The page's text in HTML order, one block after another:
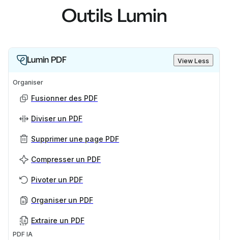
Outils Lumin
Lumin PDF View Less
Organiser
Fusionner des PDF
Diviser un PDF
Supprimer une page PDF
Compresser un PDF
Pivoter un PDF
Organiser un PDF
Extraire un PDF
PDF IA